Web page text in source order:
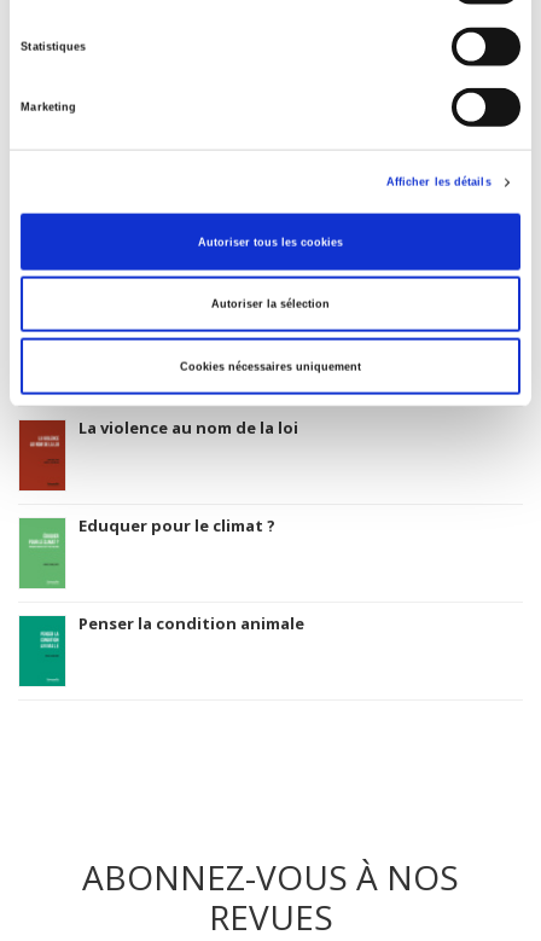
Statistiques
Marketing
Afficher les détails
Autoriser tous les cookies
Autoriser la sélection
Cookies nécessaires uniquement
Classification thématique Thema: Politique et gouvernement
Salariés en justice
La violence au nom de la loi
Eduquer pour le climat ?
Penser la condition animale
ABONNEZ-VOUS À NOS
REVUES